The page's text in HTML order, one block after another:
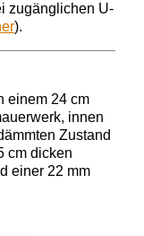
zugänglichen U-
).
einem 24 cm
innen
Zustand
cm dicken
einer 22 mm